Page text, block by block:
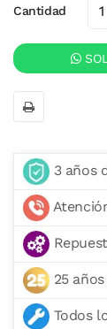
Cantidad
3 años
25
Todos